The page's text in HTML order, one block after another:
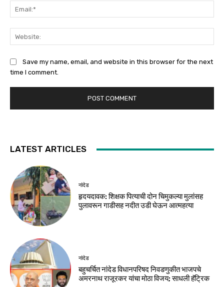
Save my name, email, and website in this browser for the next
time I comment.
LATEST ARTICLES
नांदेड
हृदयदावक: शिक्षक पित्याची दोन चिमुकल्या मुलांसह
पुलावरून गाडीसह नदीत उडी घेऊन आत्महत्या
नांदेड
बहुचर्चित नांदेड विधानपरिषद निवडणुकीत भाजपचे
अमरनाथ राजूरकर यांचा मोठा विजय; साधली हॅट्रिक